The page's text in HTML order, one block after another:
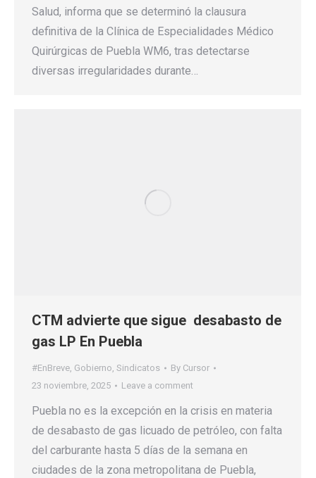
Salud, informa que se determinó la clausura
definitiva de la Clínica de Especialidades Médico
Quirúrgicas de Puebla WM6, tras detectarse
diversas irregularidades durante…
CTM advierte que sigue desabasto de
gas LP En Puebla
#EnBreve, Gobierno, Sindicatos By Cursor
23 noviembre, 2025
Leave a comment
Puebla no es la excepción en la crisis en materia
de desabasto de gas licuado de petróleo, con falta
del carburante hasta 5 días de la semana en
ciudades de la zona metropolitana de Puebla,